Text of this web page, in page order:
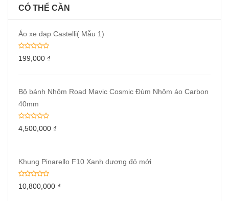
CÓ THỂ CẦN
Áo xe đạp Castelli( Mẫu 1)
199,000 ₫
Bộ bánh Nhôm Road Mavic Cosmic Đùm Nhôm áo Carbon
40mm
4,500,000 ₫
Khung Pinarello F10 Xanh dương đỏ mới
10,800,000 ₫